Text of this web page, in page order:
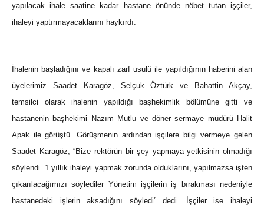
yapılacak ihale saatine kadar hastane önünde nöbet tutan işçiler,
ihaleyi yaptırmayacaklarını haykırdı.
İhalenin başladığını ve kapalı zarf usulü ile yapıldığının haberini alan
üyelerimiz Saadet Karagöz, Selçuk Öztürk ve Bahattin Akçay,
temsilci olarak ihalenin yapıldığı başhekimlik bölümüne gitti ve
hastanenin başhekimi Nazım Mutlu ve döner sermaye müdürü Halit
Apak ile görüştü. Görüşmenin ardından işçilere bilgi vermeye gelen
Saadet Karagöz, “Bize rektörün bir şey yapmaya yetkisinin olmadığı
söylendi. 1 yıllık ihaleyi yapmak zorunda olduklarını, yapılmazsa işten
çıkarılacağımızı söylediler Yönetim işçilerin iş bırakması nedeniyle
hastanedeki işlerin aksadığını söyledi” dedi. İşçiler ise ihaleyi